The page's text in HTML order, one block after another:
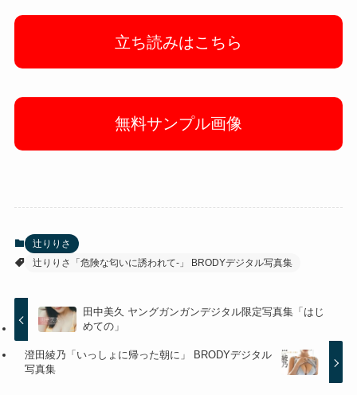
立ち読みはこちら
無料サンプル画像
辻りりさ
辻りりさ「危険な匂いに誘われて-」 BRODYデジタル写真集
田中美久 ヤングガンガンデジタル限定写真集「はじ
めての」
澄田綾乃「いっしょに帰った朝に」 BRODYデジタル
写真集